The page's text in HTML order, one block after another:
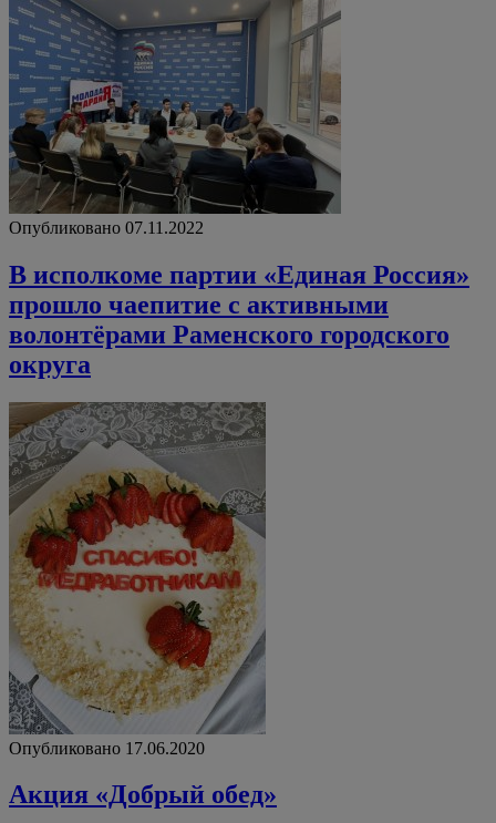
Опубликовано 07.11.2022
В исполкоме партии «Единая Россия»
прошло чаепитие с активными
волонтёрами Раменского городского
округа
Опубликовано 17.06.2020
Акция «Добрый обед»